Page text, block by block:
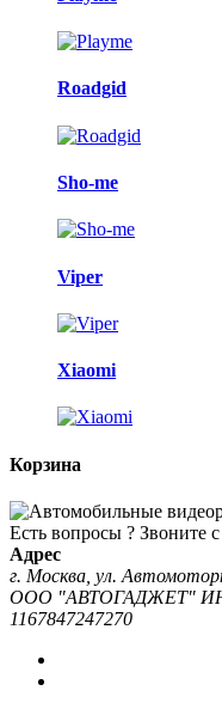
Roadgid
Sho-me
Viper
Xiaomi
Корзина
Есть вопросы ? Звоните
Адрес
г. Москва, ул.
ООО "АВТОГАДЖЕТ"
1167847247270